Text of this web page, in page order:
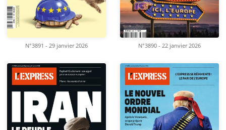
N°3891 - 29 janvier 2026 N°3890 - 22 janvier 2026